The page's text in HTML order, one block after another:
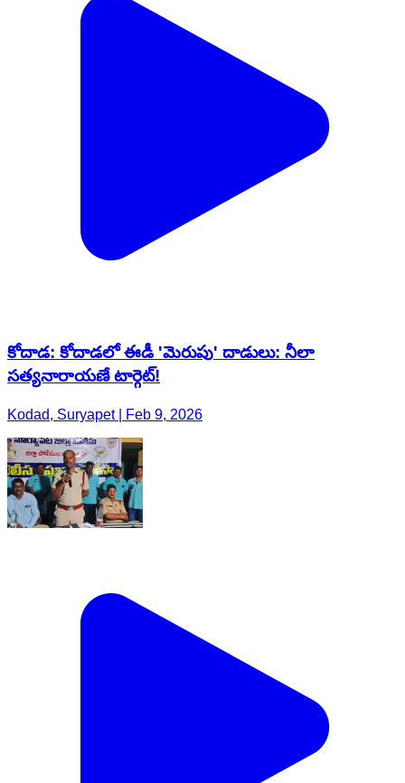
కోదాడ: కోదాడలో ఈడీ 'మెరుపు' దాడులు: నీలా
సత్యనారాయణే టార్గెట్!
Kodad, Suryapet | Feb 9, 2026